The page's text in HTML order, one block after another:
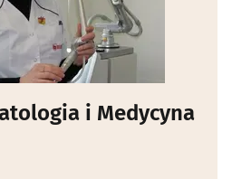
i Medycyna